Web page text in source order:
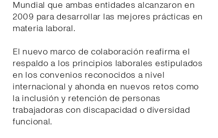
Mundial que ambas entidades alcanzaron en
2009 para desarrollar las mejores prácticas en
materia laboral.
El nuevo marco de colaboración reafirma el
respaldo a los principios laborales estipulados
en los convenios reconocidos a nivel
internacional y ahonda en nuevos retos como
la inclusión y retención de personas
trabajadoras con discapacidad o diversidad
funcional.